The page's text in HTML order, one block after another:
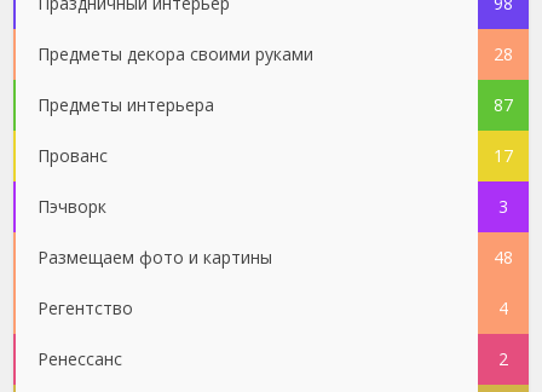
Предметы декора своими руками 28
Предметы интерьера 87
Прованс 17
Пэчворк 3
Размещаем фото и картины 48
Регентство 4
Ренессанс 2